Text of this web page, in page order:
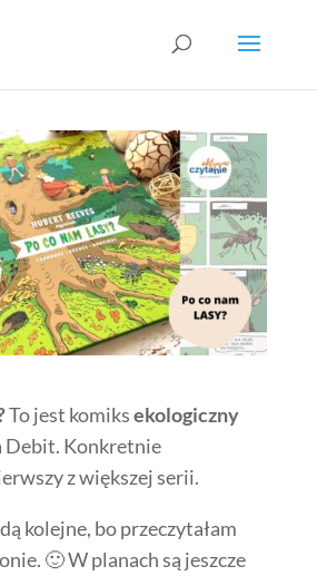
To jest komiksekologiczny
Debit. Konkretnie
z większej serii.
kolejne, bo przeczytałam
🙂 W planach są jeszcze